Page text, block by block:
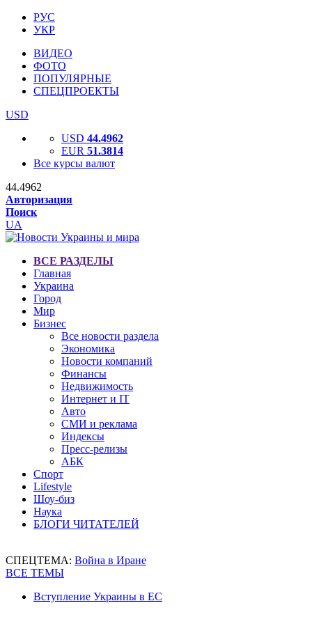
РУС
УКР
ВИДЕО
ФОТО
ПОПУЛЯРНЫЕ
СПЕЦПРОЕКТЫ
USD
USD 44.4962
EUR 51.3814
Все курсы валют
44.4962
Авторизация
Поиск
UA
ВСЕ РАЗДЕЛЫ
Главная
Украина
Город
Мир
Бизнес
Все новости раздела
Экономика
Новости компаний
Финансы
Недвижимость
Интернет и IT
Авто
СМИ и реклама
Индексы
Пресс-релизы
АБК
Спорт
Lifestyle
Шоу-биз
Наука
БЛОГИ ЧИТАТЕЛЕЙ
СПЕЦТЕМА: Война в Иране
ВСЕ ТЕМЫ
Вступление Украины в ЕС